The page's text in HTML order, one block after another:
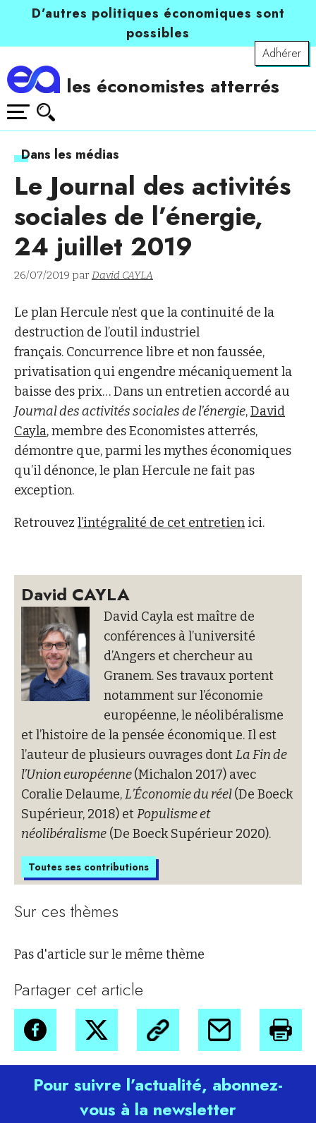
D’autres politiques économiques sont
possibles
Adhérer
les économistes atterrés
Dans les médias
Le Journal des activités
sociales de l’énergie,
24 juillet 2019
26/07/2019 parDavid CAYLA
Le plan Hercule n’est que la continuité de la
destruction de l’outil industriel
français. Concurrence libre et non faussée,
privatisation qui engendre mécaniquement la
baisse des prix… Dans un entretien accordé au
Journal des activités sociales de l’énergie,David
Cayla, membre des Economistes atterrés,
démontre que, parmi les mythes économiques
qu’il dénonce, le plan Hercule ne fait pas
exception.
Retrouvez l’intégralité de cet entretien ici.
David CAYLA
David Cayla est maître de
conférences à l’université
d’Angers et chercheur au
Granem. Ses travaux portent
notamment sur l’économie
européenne, le néolibéralisme
et l’histoire de la pensée économique. Il est
l’auteur de plusieurs ouvrages dontLa Fin de
l’Union européenne(Michalon 2017) avec
Coralie Delaume,L’Économie du réel(De Boeck
Supérieur, 2018) etPopulisme et
néolibéralisme (De Boeck Supérieur 2020).
Toutes ses contributions
Sur ces thèmes
Pas d'article sur le même thème
Partager cet article
Pour suivre l’actualité, abonnez-
vous à la newsletter